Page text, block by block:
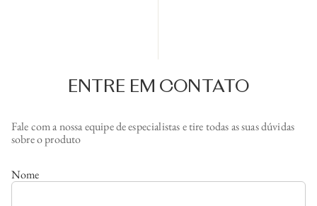
ENTRE EM CONTATO
Fale com a nossa equipe de especialistas e tire todas as suas dúvidas
sobre o produto
Nome